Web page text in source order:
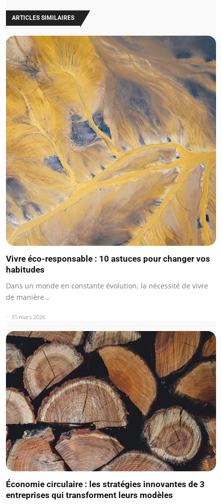
ARTICLES SIMILAIRES
Vivre éco-responsable : 10 astuces pour changer vos
habitudes
Dans un monde en constante évolution, la nécessité de vivre
de manière…
31 mars 2026
Économie circulaire : les stratégies innovantes de 3
entreprises qui transforment leurs modèles